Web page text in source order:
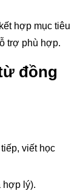
hợp mục tiêu
trợ phù hợp.
đồng
viết học
hợp lý).